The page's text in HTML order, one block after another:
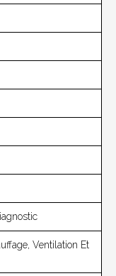
Ventilation Et